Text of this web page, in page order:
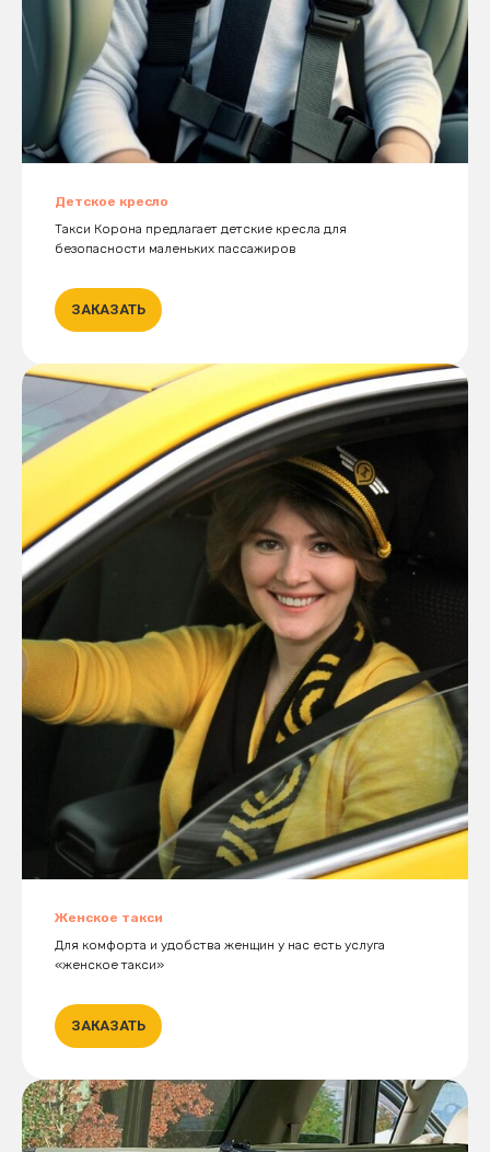
Детское кресло
Такси Корона предлагает детские кресла для
безопасности маленьких пассажиров
ЗАКАЗАТЬ
Женское такси
Для комфорта и удобства женщин у нас есть услуга
«женское такси»
ЗАКАЗАТЬ